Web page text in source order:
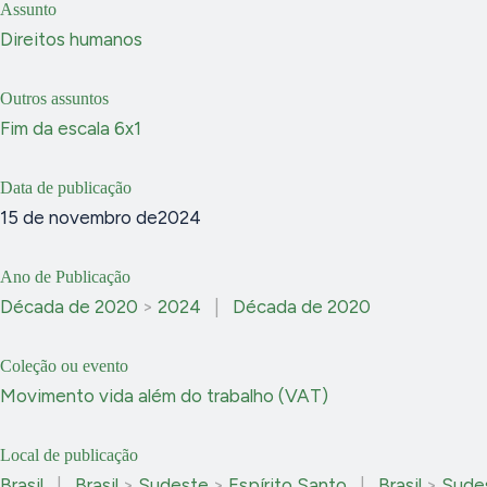
Assunto
Direitos humanos
Outros assuntos
Fim da escala 6x1
Data de publicação
15 de novembro de2024
Ano de Publicação
Década de 2020 > 2024 Década de 2020
Coleção ou evento
Movimento vida além do trabalho (VAT)
Local de publicação